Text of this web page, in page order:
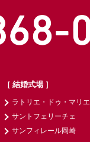
［ 結婚式場 ］
ラトリエ・ドゥ・マリエ
サントフェリーチェ
サンフィレール岡崎